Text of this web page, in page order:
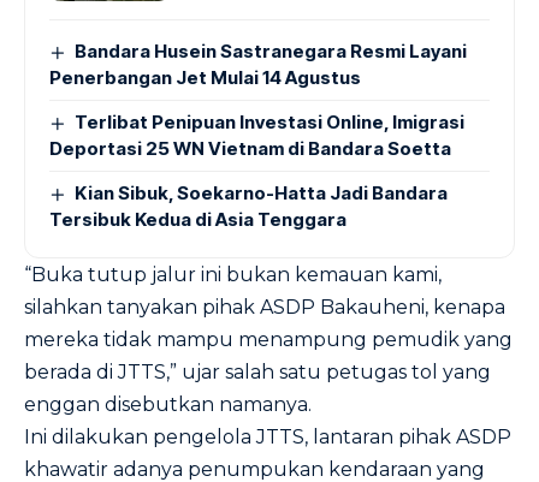
Bandara Husein Sastranegara Resmi Layani
Penerbangan Jet Mulai 14 Agustus
Terlibat Penipuan Investasi Online, Imigrasi
Deportasi 25 WN Vietnam di Bandara Soetta
Kian Sibuk, Soekarno-Hatta Jadi Bandara
Tersibuk Kedua di Asia Tenggara
“Buka tutup jalur ini bukan kemauan kami,
silahkan tanyakan pihak ASDP Bakauheni, kenapa
mereka tidak mampu menampung pemudik yang
berada di JTTS,” ujar salah satu petugas tol yang
enggan disebutkan namanya.
Ini dilakukan pengelola JTTS, lantaran pihak ASDP
khawatir adanya penumpukan kendaraan yang